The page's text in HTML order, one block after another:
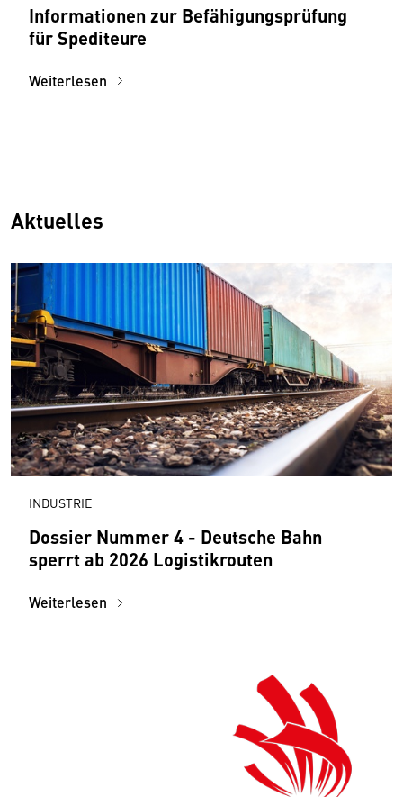
Informationen zur Befähigungsprüfung
für Spediteure
Weiterlesen
Aktuelles
INDUSTRIE
Dossier Nummer 4 - Deutsche Bahn
sperrt ab 2026 Logistik­routen
Weiterlesen